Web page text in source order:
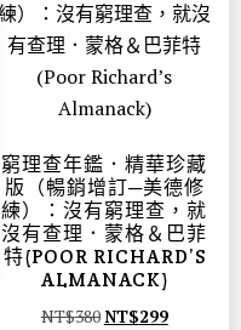
窮理查年鑑．精華珍藏
版（暢銷增訂─美德修
練）：沒有窮理查，就
沒有查理．蒙格＆巴菲
特(POOR RICHARD’S
ALMANACK)
NT$380 NT$299